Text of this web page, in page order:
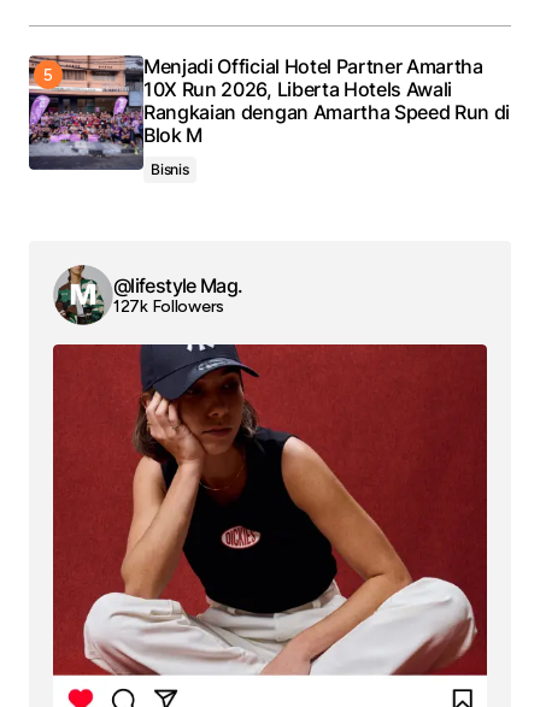
Menjadi Official Hotel Partner Amartha
10X Run 2026, Liberta Hotels Awali
Rangkaian dengan Amartha Speed Run di
Blok M
Bisnis
@lifestyle Mag.
127k Followers